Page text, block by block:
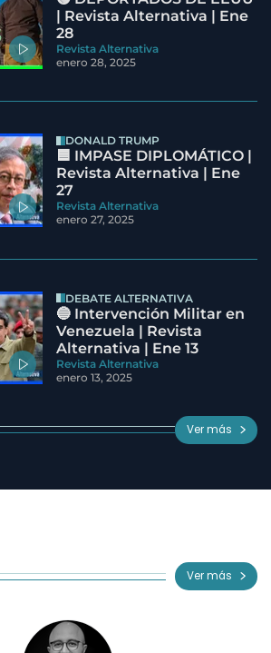
| Revista Alternativa | Ene
28
Revista Alternativa
enero 28, 2025
DONALD TRUMP
🟦 IMPASE DIPLOMÁTICO |
Revista Alternativa | Ene
27
Revista Alternativa
enero 27, 2025
DEBATE ALTERNATIVA
🔵 Intervención Militar en
Venezuela | Revista
Alternativa | Ene 13
Revista Alternativa
enero 13, 2025
Ver más
Ver más